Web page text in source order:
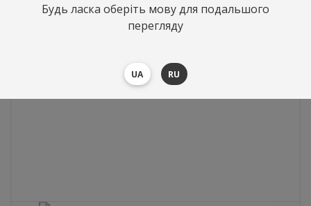
Будь ласка оберіть мову для подальшого
перегляду
UA RU